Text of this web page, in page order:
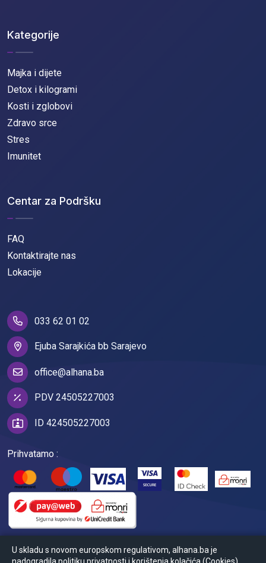
Kategorije
Majka i dijete
Detox i kilogrami
Kosti i zglobovi
Zdravo srce
Stres
Imunitet
Centar za Podršku
FAQ
Kontaktirajte nas
Lokacije
033 62 01 02
Ejuba Sarajkića bb Sarajevo
office@alhana.ba
PDV 24505227003
ID 424505227003
Prihvatamo :
U skladu s novom europskom regulativom, alhana.ba je